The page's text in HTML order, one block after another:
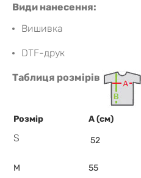
Види нанесення:
Вишивка
DTF-друк
Таблиця розмірів
Розмір A (см)
S 52
M 55